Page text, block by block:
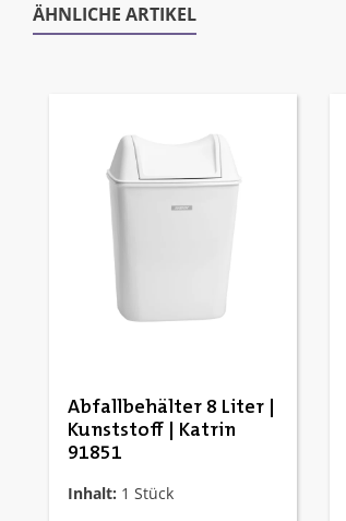
ÄHNLICHE ARTIKEL
Abfallbehälter 8 Liter |
Kunststoff | Katrin
91851
Inhalt: 1 Stück